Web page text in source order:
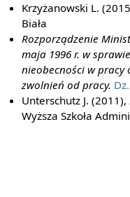
Krzyżanowski L.
Biała
Rozporządzenie
maja 1996 r. w
nieobecności w
zwolnień od pracy.
Unterschutz J. (2011),
Wyższa Szkoła